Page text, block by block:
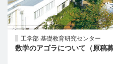
工学部 基礎教育研究センター
数学のアゴラについて（原稿募